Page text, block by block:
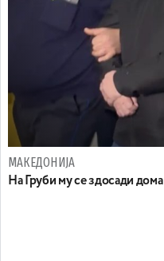
МАКЕДОНИЈА
На Груби му се здосади дома